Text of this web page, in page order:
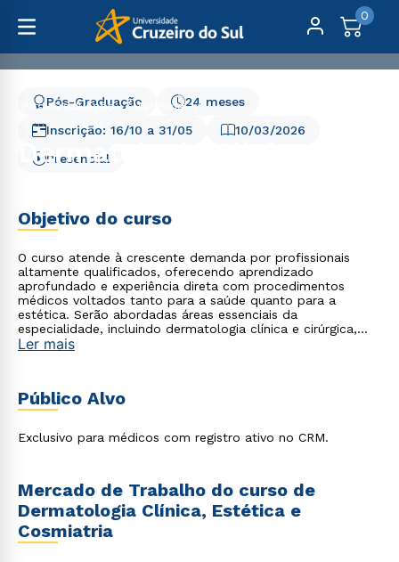
0
Pós-Graduação
Medicina
Dermatologia Clínica, Estética e Cosmiatria
Dermatologia Clínica,
10/03/2026
24 meses
Pós-Graduação
Presencial
Inscrição: 16/10 a 31/05
Objetivo do curso
O curso atende à crescente demanda por profissionais
altamente qualificados, oferecendo aprendizado
aprofundado e experiência direta com procedimentos
médicos voltados tanto para a saúde quanto para a
estética. Serão abordadas áreas essenciais da
especialidade, incluindo dermatologia clínica e cirúrgica,
oncologia dermatológica, alergia e imunologia
para médicos que desejam se destacar em uma das
especialidades médicas mais promissoras do mercado,
Ler mais
Público Alvo
Exclusivo para médicos com registro ativo no CRM.
Mercado de Trabalho do curso de
Dermatologia Clínica, Estética e
Cosmiatria